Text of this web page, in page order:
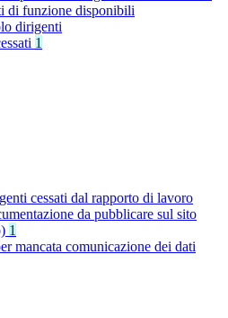
di funzione disponibili
dirigenti
1
cessati dal rapporto di lavoro
da pubblicare sul sito
1
mancata comunicazione dei dati